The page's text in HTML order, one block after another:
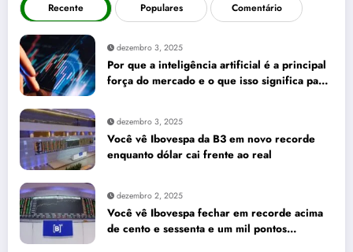
Recente Populares Comentário
dezembro 3, 2025
Por que a inteligência artificial é a principal
força do mercado e o que isso significa para
dezembro 3, 2025
Você vê Ibovespa da B3 em novo recorde
enquanto dólar cai frente ao real
dezembro 2, 2025
Você vê Ibovespa fechar em recorde acima
de cento e sessenta e um mil pontos